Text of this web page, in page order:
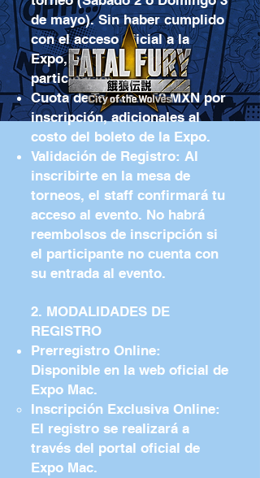
de mayo). Sin haber cumplido
con el acceso oficial a la
Expo, no se permite la
participación.
Cuota de Torneo: $50 MXN por
inscripción, adicionales al
costo del boleto de la Expo.
Validación de Registro: Al
inscribirte en la mesa de
torneos, el staff confirmará tu
acceso al evento. No habrá
reembolsos de inscripción si
el participante no cuenta con
su entrada al evento.
2. MODALIDADES DE
REGISTRO
Prerregistro Online:
Disponible en la web oficial de
Expo Mac.
Inscripción Exclusiva Online:
El registro se realizará a
través del portal oficial de
Expo Mac.